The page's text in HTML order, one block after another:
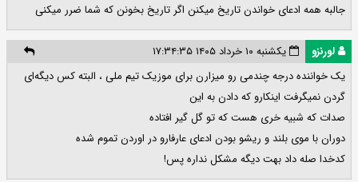
جالبه همه ادعای خواندن تاریخ میکنن اگر تاريخ بخونن که شما ضرر میکنی
لورنزو
یکشنبه ۱۰ خرداد ۱۴۰۵ ۱۷:۳۴:۳۵
یک خواننده درجه چندمی رو میزارن برای موزیک تیم ملی ، البته کس دیگه‌ای
گردن نمیگرفت اینکارو که دادن به این
صدات که شبیه خری هست که تو گل گیر افتاده
دوران با موی بلند و ریشو بودن ادعای عارفارو در اوردن تموم شده
کدخدا صله داد بهت دیگه مشکل نداره پس!